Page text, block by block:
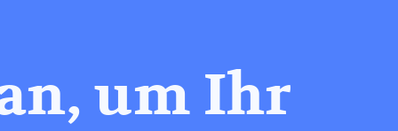
um Ihr